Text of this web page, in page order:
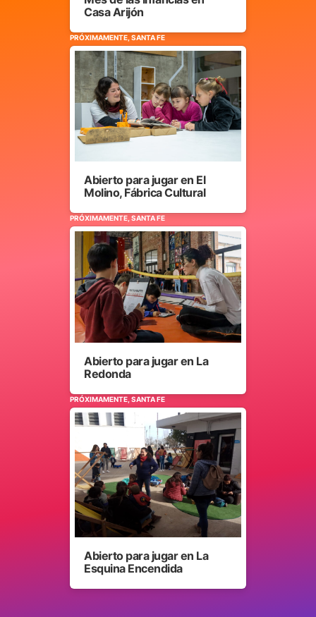
Casa Arijón
PRÓXIMAMENTE, SANTA FE
Abierto para jugar en El
Molino, Fábrica Cultural
PRÓXIMAMENTE, SANTA FE
Abierto para jugar en La
Redonda
PRÓXIMAMENTE, SANTA FE
Abierto para jugar en La
Esquina Encendida